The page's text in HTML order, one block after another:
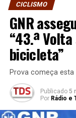
CICLISMO
GNR
“43.ª
bicicleta”
Prova começa
Publicado 5
Por Rádio e